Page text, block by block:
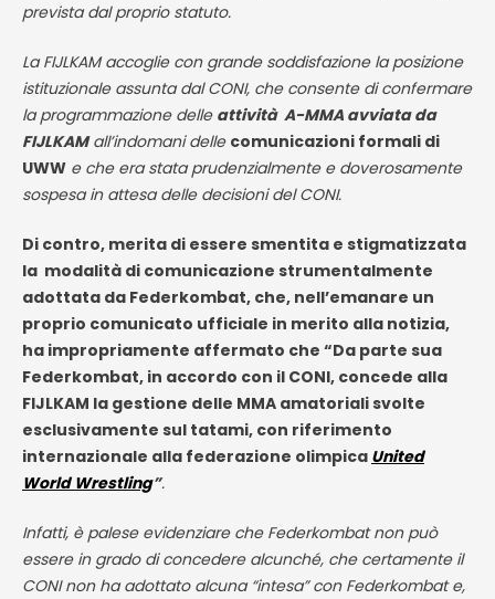
prevista dal proprio statuto.
La FIJLKAM accoglie con grande soddisfazione la posizione
istituzionale assunta dal CONI, che consente di confermare
la programmazione delle attività A-MMA avviata da
FIJLKAMall’indomani delle comunicazioni formali di
UWW e che era stata prudenzialmente e doverosamente
sospesa in attesa delle decisioni del CONI.
Di contro, merita di essere smentita e stigmatizzata
la modalità di comunicazione strumentalmente
adottata da Federkombat, che, nell’emanare un
proprio comunicato ufficiale in merito alla notizia,
ha impropriamente affermato che “Da parte sua
Federkombat, in accordo con il CONI, concede alla
FIJLKAM la gestione delle MMA amatoriali svolte
esclusivamente sul tatami, con riferimento
internazionale alla federazione olimpica United
World Wrestling”.
Infatti, è palese evidenziare che Federkombat non può
essere in grado di concedere alcunché, che certamente il
CONI non ha adottato alcuna “intesa” con Federkombat e,